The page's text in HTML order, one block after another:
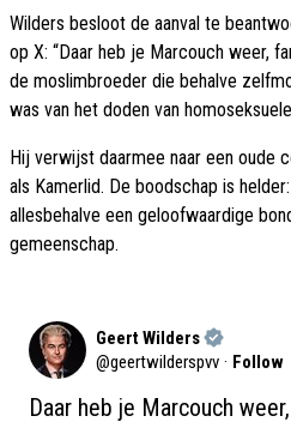
Wilders besloot de aanval te
op X: “Daar heb je Marcouch weer,
de moslimbroeder die behalve
was van het doden van
Hij verwijst daarmee naar een oude
als Kamerlid. De boodschap is
allesbehalve een geloofwaardige
gemeenschap.
Geert Wilders
@geertwilderspvv · Follow
Daar heb je Marcouch